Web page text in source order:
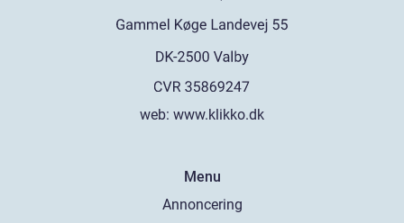
web: www.klikko.dk
Menu
Annoncering